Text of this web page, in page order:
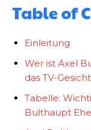
Table of
Einleitung
Wer ist Axel
das TV-Gesicht
Tabelle:
Bulthaupt